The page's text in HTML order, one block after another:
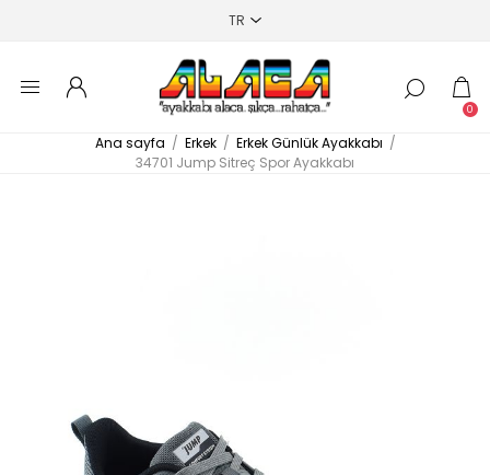
0
Ana sayfa / Erkek / Erkek Günlük Ayakkabı /
34701 Jump Sitreç Spor Ayakkabı